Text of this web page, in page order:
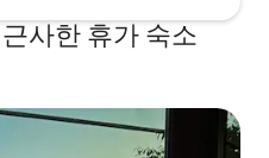
사한 휴가 숙소